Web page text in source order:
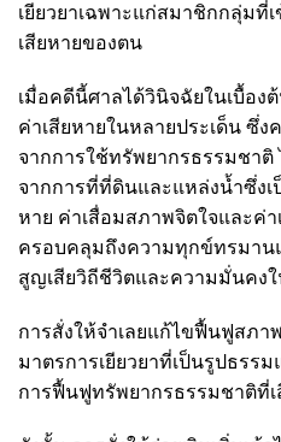
เยียวยาเฉพาะแก่สมาชิกกลุ่มที่
เสียหายของตน
เมื่อคดีนี้ศาลได้วินิจฉัยในเบื้อง
ค่าเสียหายในหลายประเด็น ซึ่
จากการใช้ทรัพยากรธรรมชา
จากการที่ที่ดินและแหล่งน้ำซึ่งเ
หาย ค่าเสื่อมสภาพจิตใจและค่
ครอบคลุมถึงความทุกข์ทรมาน
สูญเสียวิถีชีวิตและความมั่นคง
การสั่งให้จำเลยแก้ไขฟื้นฟูสภา
มาตรการเยียวยาที่เป็นรูปธรร
การฟื้นฟูทรัพยากรธรรมชาติที่เ